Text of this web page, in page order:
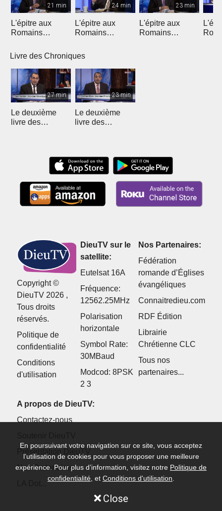
21 min
L'épitre aux
Romains
24 min
L'épitre aux
Romains
23 min
L'épitre aux
Romains
Livre des Chroniques
27 min
Le deuxième
livre des
23 min
Le deuxième
livre des
Copyright ©
DieuTV 2026 ,
Tous droits
réservés.
Politique de
confidentialité
Conditions
d'utilisation
DieuTV sur le
satellite:
Eutelsat 16A
Fréquence:
12562.25MHz
Polarisation
horizontale
Symbol Rate:
30MBaud
Modcod: 8PSK
2 3
Nos Partenaires:
Fédération
romande d’Églises
évangéliques
Connaitredieu.com
RDF Édition
Librairie
Chrétienne CLC
Tous nos
partenaires...
A propos de DieuTV:
Contactez-nous
Présentation DieuTV
Nos Partenaires
En poursuivant votre navigation sur ce site, vous acceptez
l’utilisation de cookies pour vous proposer une meilleure
expérience. Pour plus d’information, visitez notre Politique de
confidentialité , et Conditions d'utilisation